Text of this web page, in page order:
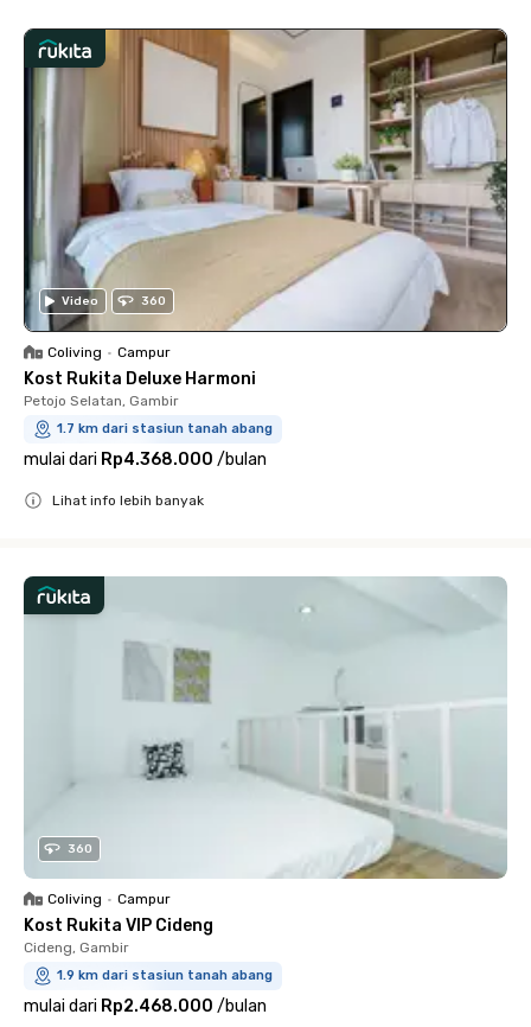
Video 360
Coliving • Campur
Kost Rukita Deluxe Harmoni
Petojo Selatan, Gambir
1.7 km dari stasiun tanah abang
mulai dari Rp4.368.000 /bulan
Lihat info lebih banyak
360
Coliving • Campur
Kost Rukita VIP Cideng
Cideng, Gambir
1.9 km dari stasiun tanah abang
mulai dari Rp2.468.000 /bulan